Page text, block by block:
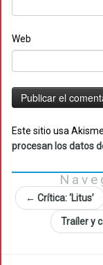
Web
Este sitio usa
procesan los datos
← Crítica: ‘Litus’
Traíler y